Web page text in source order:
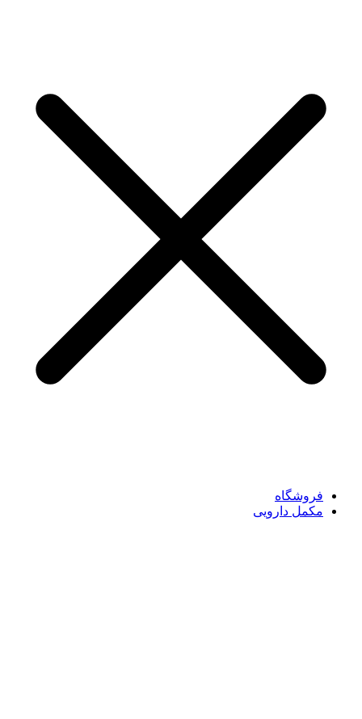
فروشگاه
مکمل دارویی